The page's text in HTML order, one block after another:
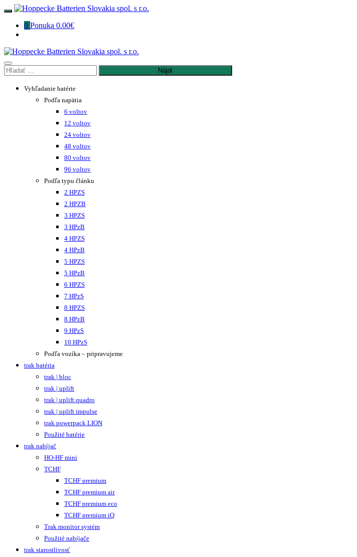
Preskočiť
obsah
0 Ponuka 0.00€
Hľadať:
Vyhľadanie batérie
Podľa napätia
6 voltov
12 voltov
24 voltov
48 voltov
80 voltov
96 voltov
Podľa typu článku
2 HPZS
2 HPZB
3 HPZS
3 HPzB
4 HPZS
4 HPzB
5 HPZS
5 HPzB
6 HPZS
7 HPzS
8 HPZS
8 HPzB
9 HPzS
10 HPzS
Podľa vozíka – pripravujeme
trak batéria
trak | bloc
trak | uplift
trak | uplift quadro
trak | uplift impulse
trak powerpack LION
Použité batérie
trak nabíjač
HO-HF mini
TCHF
TCHF premium
TCHF premium air
TCHF premium eco
TCHF premium iQ
Trak monitor systém
Použité nabíjače
trak starostlivosť